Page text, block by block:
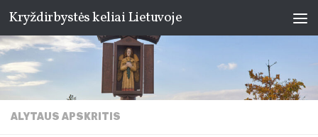
Skip to content
Kryždirbystės keliai Lietuvoje
ALYTAUS APSKRITIS